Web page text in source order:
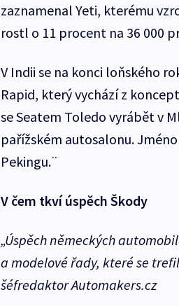
zaznamenal Yeti, kterému
rostl o 11 procent na 36 000
V Indii se na konci loňského
Rapid, který vychází z
se Seatem Toledo vyrábět v
pařížském autosalonu.
Pekingu.¨
V čem tkví úspěch Škody
„Úspěch německých
a modelové řady, které se
šéfredaktor Automakers.cz